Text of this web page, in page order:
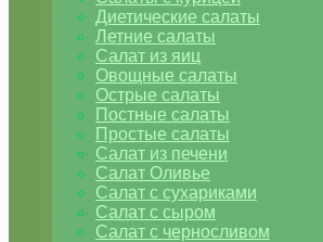
Диетические салаты
Летние салаты
Салат из яиц
Овощные салаты
Острые салаты
Постные салаты
Простые салаты
Салат из печени
Салат Оливье
Салат с сухариками
Салат с сыром
Салат с черносливом